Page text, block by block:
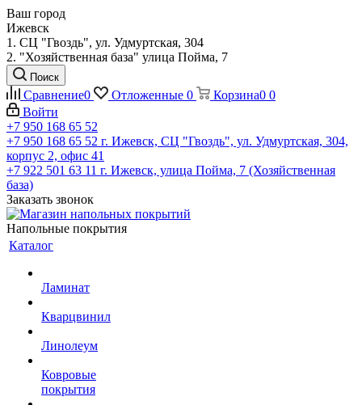
Ваш город
Ижевск
1. СЦ "Гвоздь", ул. Удмуртская, 304
2. "Хозяйственная база" улица Пойма, 7
Поиск
Сравнение0 Отложенные 0 Корзина0 0
Войти
+7 950 168 65 52
+7 950 168 65 52 г. Ижевск, СЦ "Гвоздь", ул. Удмуртская, 304,
корпус 2, офис 41
+7 922 501 63 11 г. Ижевск, улица Пойма, 7 (Хозяйственная
база)
Заказать звонок
Напольные покрытия
Каталог
Ламинат
Кварцвинил
Линолеум
Ковровые
покрытия